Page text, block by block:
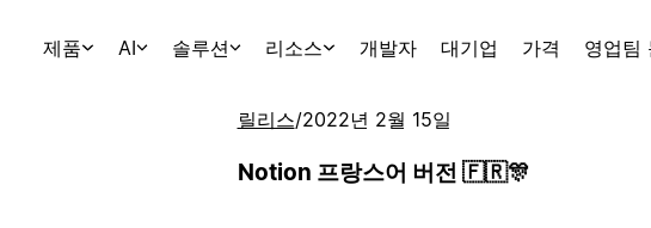
제품 AI 솔루션 리소스 개발자 대기업 가격 영업팀
릴리스/2022년 2월 15일
Notion 프랑스어 버전 🇫🇷🎊